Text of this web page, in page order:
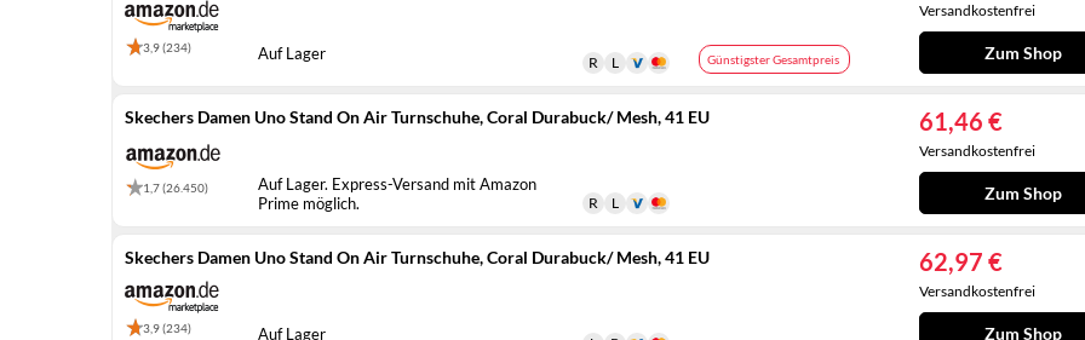
3,9 (234)
Günstigster Gesamtpreis
Auf Lager
Versandkostenfrei
Zum Shop
Skechers Damen Uno Stand On Air Turnschuhe, Coral Durabuck/ Mesh, 41 EU
1,7 (26.450)
Auf Lager. Express-Versand mit Amazon
Prime möglich.
61,46 €
Versandkostenfrei
Zum Shop
Skechers Damen Uno Stand On Air Turnschuhe, Coral Durabuck/ Mesh, 41 EU
3,9 (234) Auf Lager
62,97 €
Versandkostenfrei
Zum Shop